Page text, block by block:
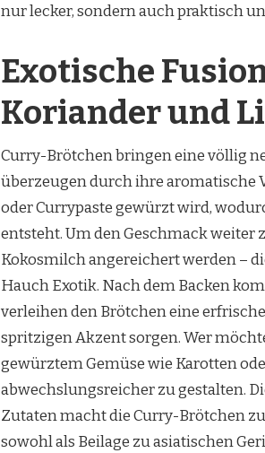
nur lecker, sondern auch praktisch
Exotische
Koriander und
Curry-Brötchen bringen eine völlig
überzeugen durch ihre aromatische
oder Currypaste gewürzt wird,
entsteht. Um den Geschmack
Kokosmilch angereichert werden –
Hauch Exotik. Nach dem Backen
verleihen den Brötchen eine
spritzigen Akzent sorgen. Wer
gewürztem Gemüse wie Karotten
abwechslungsreicher zu gestalten.
Zutaten macht die Curry-Brötchen
sowohl als Beilage zu asiatischen